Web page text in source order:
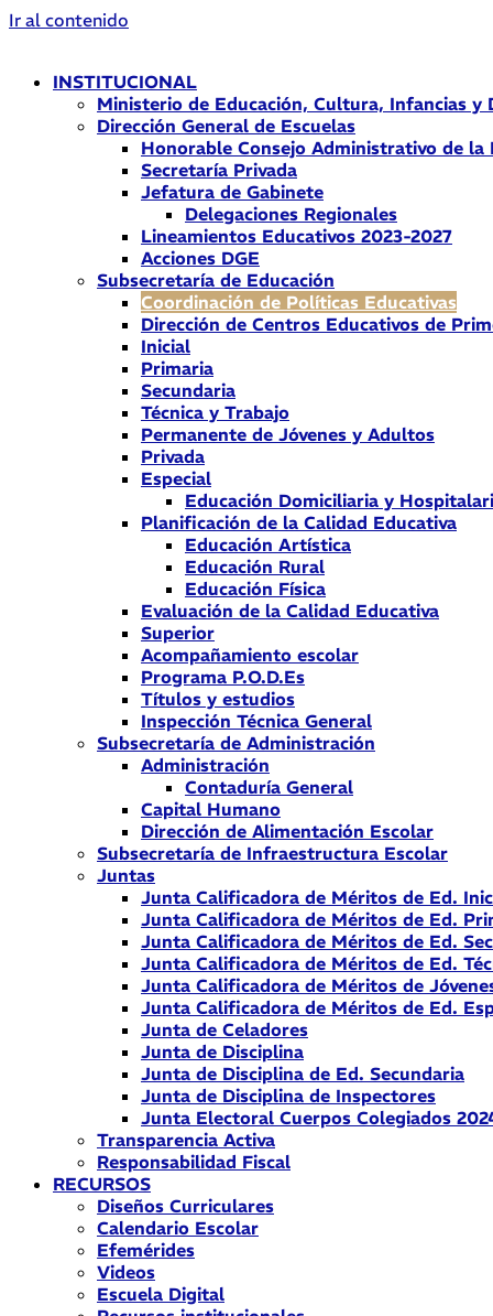
Ir al contenido
INSTITUCIONAL
Ministerio de Educación, Cultura, Infancias y
Dirección General de Escuelas
Honorable Consejo Administrativo de la
Secretaría Privada
Jefatura de Gabinete
Delegaciones Regionales
Lineamientos Educativos 2023-2027
Acciones DGE
Subsecretaría de Educación
Coordinación de Políticas Educativas
Dirección de Centros Educativos de
Inicial
Primaria
Secundaria
Técnica y Trabajo
Permanente de Jóvenes y Adultos
Privada
Especial
Educación Domiciliaria y
Planificación de la Calidad Educativa
Educación Artística
Educación Rural
Educación Física
Evaluación de la Calidad Educativa
Superior
Acompañamiento escolar
Programa P.O.D.Es
Títulos y estudios
Inspección Técnica General
Subsecretaría de Administración
Administración
Contaduría General
Capital Humano
Dirección de Alimentación Escolar
Subsecretaría de Infraestructura Escolar
Juntas
Junta Calificadora de Méritos de Ed.
Junta Calificadora de Méritos de Ed.
Junta Calificadora de Méritos de Ed.
Junta Calificadora de Méritos de Ed.
Junta Calificadora de Méritos de
Junta Calificadora de Méritos de Ed.
Junta de Celadores
Junta de Disciplina
Junta de Disciplina de Ed. Secundaria
Junta de Disciplina de Inspectores
Junta Electoral Cuerpos Colegiados
Transparencia Activa
Responsabilidad Fiscal
RECURSOS
Diseños Curriculares
Calendario Escolar
Efemérides
Videos
Escuela Digital